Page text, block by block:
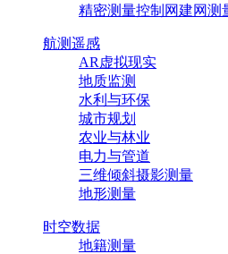
精密测量控制网建网测
航测遥感
AR虚拟现实
地质监测
水利与环保
城市规划
农业与林业
电力与管道
三维倾斜摄影测量
地形测量
时空数据
地籍测量